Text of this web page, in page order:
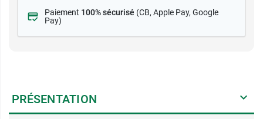
Paiement 100% sécurisé (CB, Apple Pay, Google
Pay)
PRÉSENTATION